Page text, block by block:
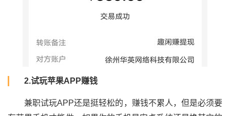
2.试玩苹果APP赚钱
兼职试玩APP还是挺轻松的，赚钱不累人，但是必须要